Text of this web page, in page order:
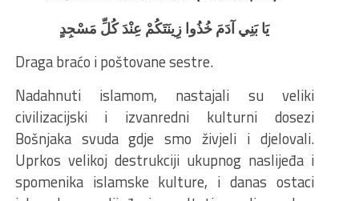
يَا بَنِي آدَمَ خُذُوا زِينَتَكُمْ عِنْدَ كُلِّ مَسْجِدٍ
Draga braćo i poštovane sestre.
Nadahnuti islamom, nastajali su veliki
civilizacijski i izvanredni kulturni dosezi
Bošnjaka svuda gdje smo živjeli i djelovali.
Uprkos velikoj destrukciji ukupnog naslijeđa i
spomenika islamske kulture, i danas ostaci